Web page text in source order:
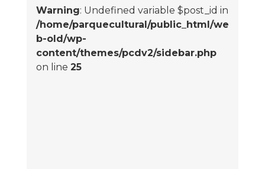
Warning: Undefined variable $post_id in
/home/parquecultural/public_html/we
b-old/wp-
content/themes/pcdv2/sidebar.php
on line 25